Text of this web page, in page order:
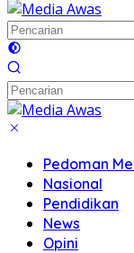
Pedoman
Nasional
Pendidikan
News
Opini